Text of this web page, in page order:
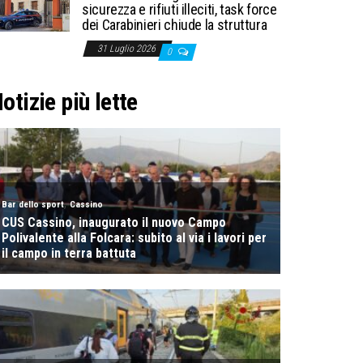
sicurezza e rifiuti illeciti, task force
dei Carabinieri chiude la struttura
31 Luglio 2026 0
più lette